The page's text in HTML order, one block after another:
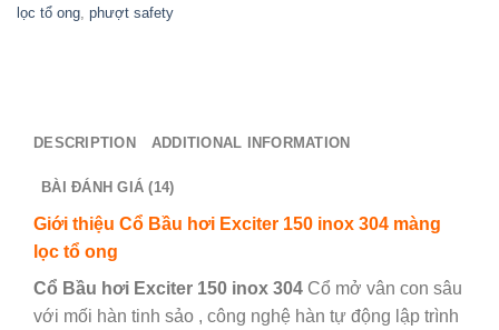
lọc tổ ong phượt safety
DESCRIPTION ADDITIONAL INFORMATION
BÀI ĐÁNH GIÁ (14)
Giới thiệu Cổ Bầu hơi Exciter 150 inox 304 màng
lọc tổ ong
Cổ Bầu hơi Exciter 150 inox 304 Cổ mở vân con sâu
với mối hàn tinh sảo , công nghệ hàn tự động lập trình